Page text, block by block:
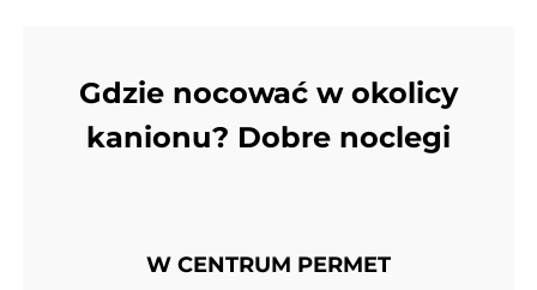
Gdzie nocować w okolicy
kanionu? Dobre noclegi
W CENTRUM PERMET